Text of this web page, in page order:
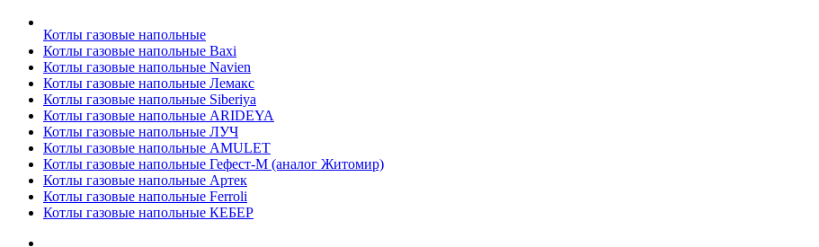
Котлы газовые напольные
Котлы газовые напольные Baxi
Котлы газовые напольные Navien
Котлы газовые напольные Лемакс
Котлы газовые напольные Siberiya
Котлы газовые напольные ARIDEYA
Котлы газовые напольные ЛУЧ
Котлы газовые напольные AMULET
Котлы газовые напольные Гефест-М (аналог Житомир)
Котлы газовые напольные Артек
Котлы газовые напольные Ferroli
Котлы газовые напольные КЕБЕР